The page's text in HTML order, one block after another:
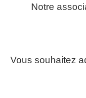
Notre
Vous souhaitez